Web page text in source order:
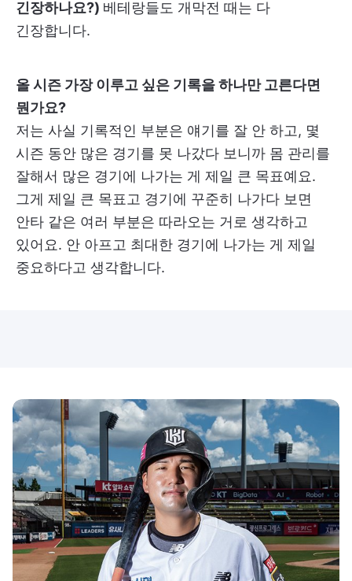
긴장하나요?) 베테랑들도 개막전 때는 다
긴장합니다.
올 시즌 가장 이루고 싶은 기록을 하나만 고른다면
뭔가요?
저는 사실 기록적인 부분은 얘기를 잘 안 하고, 몇
시즌 동안 많은 경기를 못 나갔다 보니까 몸 관리를
잘해서 많은 경기에 나가는 게 제일 큰 목표예요.
그게 제일 큰 목표고 경기에 꾸준히 나가다 보면
안타 같은 여러 부분은 따라오는 거로 생각하고
있어요. 안 아프고 최대한 경기에 나가는 게 제일
중요하다고 생각합니다.